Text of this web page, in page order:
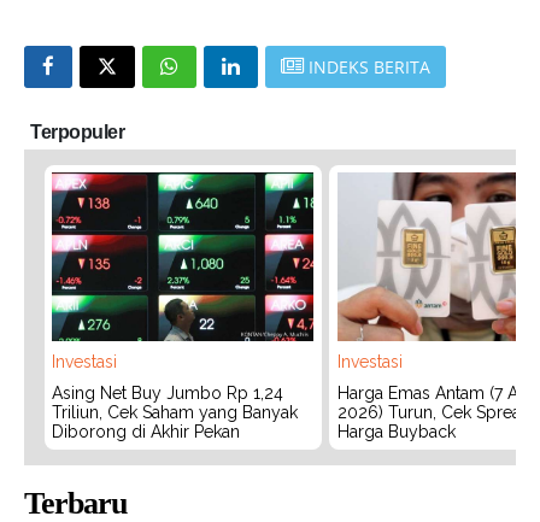
INDEKS BERITA
Terpopuler
Investasi
Asing Net Buy Jumbo Rp 1,24
Triliun, Cek Saham yang Banyak
Diborong di Akhir Pekan
Investasi
Harga Emas Antam (7
2026) Turun, Cek Spread
Harga Buyback
Terbaru